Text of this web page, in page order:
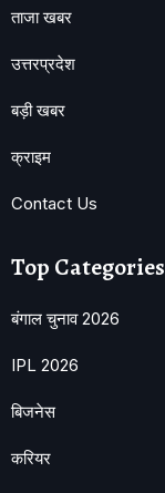
ताजा खबर
उत्तरप्रदेश
बड़ी खबर
क्राइम
Contact Us
Top Categories
बंगाल चुनाव 2026
IPL 2026
बिजनेस
करियर